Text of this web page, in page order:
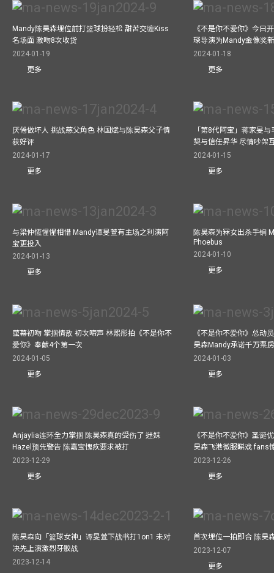
Mandy陈昊森埋位前打篮球扮轻松 甜苦交缠Kiss
名场面 激吻8次收货
2024-01-19
更多
《不是你不爱你》今日
琛导演为Mandy金像奖
2024-01-18
更多
厌倦做坏人 挑战慈父角色 林国斌与陈昊森父子情
获好评
2024-01-17
更多
「第8代阿宝」蒋家旻
契与信任昇华 尽情吵架
2024-01-15
更多
与梁仲恆惺惺相惜 Mandy谭旻萱有主场之利演阿
宝更投入
2024-01-13
更多
陈昊森为冧女出杀手锏
Phoebus
2024-01-10
更多
萤幕初吻 掌掴情敌 初次啼声 林熙彤拍《不是你不
爱你》奉献4个第一次
2024-01-05
更多
《不是你不爱你》总动
昊森Mandy承诺千万票
2024-01-03
更多
Anjaylia连环全力掌掴 陈昊森真的受伤了 迷妹
Hazel预先警告 陈嘉宝愧疚要求被打
2023-12-29
更多
《不是你不爱你》圣诞
昊森飞港微服睇戏 fans
2023-12-26
更多
陈昊森向「篮球女神」谭旻萱下战书打1on1 未对
决先上演激烈牙骹战
2023-12-14
首次埋位一拍即合 陈昊
2023-12-07
更多